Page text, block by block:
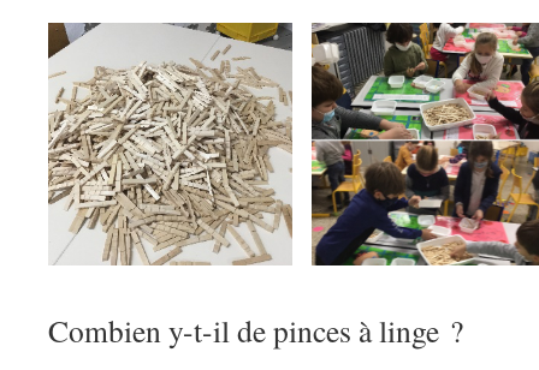
Combien y-t-il de pinces à linge ?